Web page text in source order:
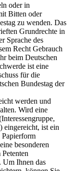
oder in
Bitten oder
zu wenden. Das
Grundrechte in
Sprache des
Recht Gebrauch
beim Deutschen
ist eine
für die
Bundestag der
werden und
Wird eine
eingereicht, ist ein
Papierform
besonderen
Um Ihnen das